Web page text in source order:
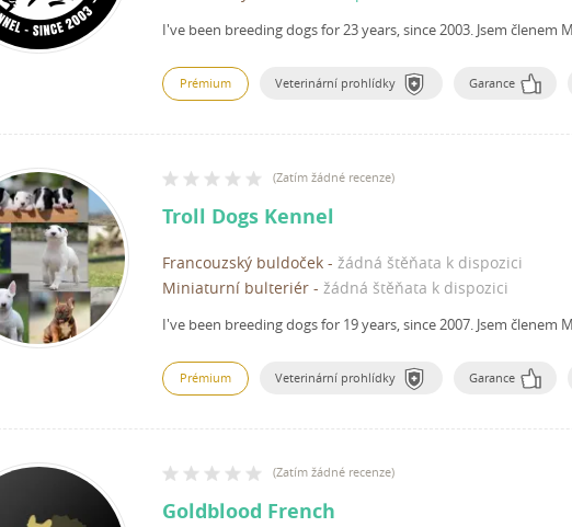
I've been breeding dogs for 23 years, since 2003. Jsem členem
Prémium Veterinární prohlídky Garance
(Zatím žádné recenze)
Troll Dogs Kennel
Francouzský buldoček - žádná štěňata k dispozici
Miniaturní bulteriér - žádná štěňata k dispozici
I've been breeding dogs for 19 years, since 2007. Jsem členem
Prémium Veterinární prohlídky Garance
(Zatím žádné recenze)
Goldblood French